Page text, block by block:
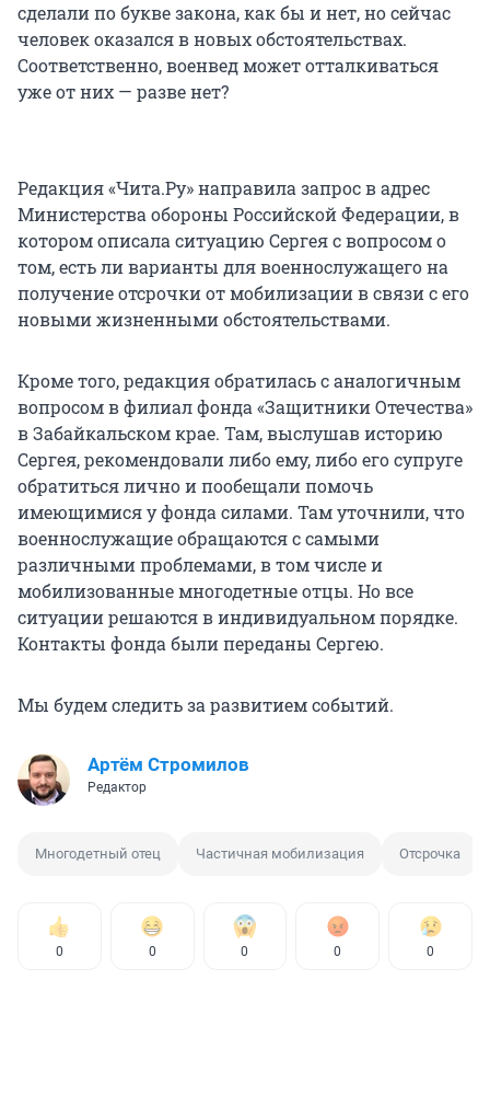
сделали по букве закона, как бы и нет, но сейчас
человек оказался в новых обстоятельствах.
Соответственно, военвед может отталкиваться
уже от них — разве нет?
Редакция «Чита.Ру» направила запрос в адрес
Министерства обороны Российской Федерации, в
котором описала ситуацию Сергея с вопросом о
том, есть ли варианты для военнослужащего на
получение отсрочки от мобилизации в связи с его
новыми жизненными обстоятельствами.
Кроме того, редакция обратилась с аналогичным
вопросом в филиал фонда «Защитники Отечества»
в Забайкальском крае. Там, выслушав историю
Сергея, рекомендовали либо ему, либо его супруге
обратиться лично и пообещали помочь
имеющимися у фонда силами. Там уточнили, что
военнослужащие обращаются с самыми
различными проблемами, в том числе и
мобилизованные многодетные отцы. Но все
ситуации решаются в индивидуальном порядке.
Контакты фонда были переданы Сергею.
Мы будем следить за развитием событий.
Артём Стромилов
Редактор
Многодетный отец Частичная мобилизация Отсрочка
0 0 0 0 0